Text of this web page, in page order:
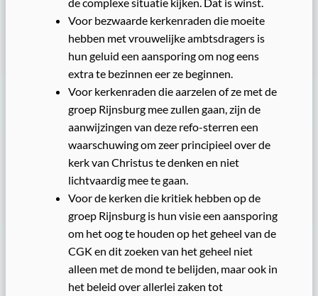
Voor bezwaarde kerkenraden die moeite
hebben met vrouwelijke ambtsdragers is
hun geluid een aansporing om nog eens
extra te bezinnen eer ze beginnen.
Voor kerkenraden die aarzelen of ze met de
groep Rijnsburg mee zullen gaan, zijn de
aanwijzingen van deze refo-sterren een
waarschuwing om zeer principieel over de
kerk van Christus te denken en niet
lichtvaardig mee te gaan.
Voor de kerken die kritiek hebben op de
groep Rijnsburg is hun visie een aansporing
om het oog te houden op het geheel van de
CGK en dit zoeken van het geheel niet
alleen met de mond te belijden, maar ook in
het beleid over allerlei zaken tot